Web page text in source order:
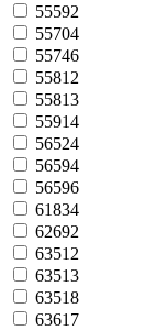
55592
55704
55746
55812
55813
55914
56524
56594
56596
61834
62692
63512
63513
63518
63617